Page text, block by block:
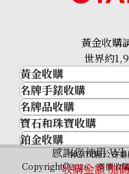
HKD 109,530.12
感謝您使用
收購金額 加
黃金收購
世界約
黃金收購
黃金･金條
金條
金幣及銀幣
過去十年黃金價格
金飾
名牌手錶收購
名牌手錶收購
勞力士 (Rolex)
Patek Philippe
Audemars Piguet
名牌品收購
名牌品收購
HERMES
LOUIS VUITTON
寶石和珠寶收購
寶石和珠寶
鉑金收購
神奈川縣公安
Copyright©2026 高價收